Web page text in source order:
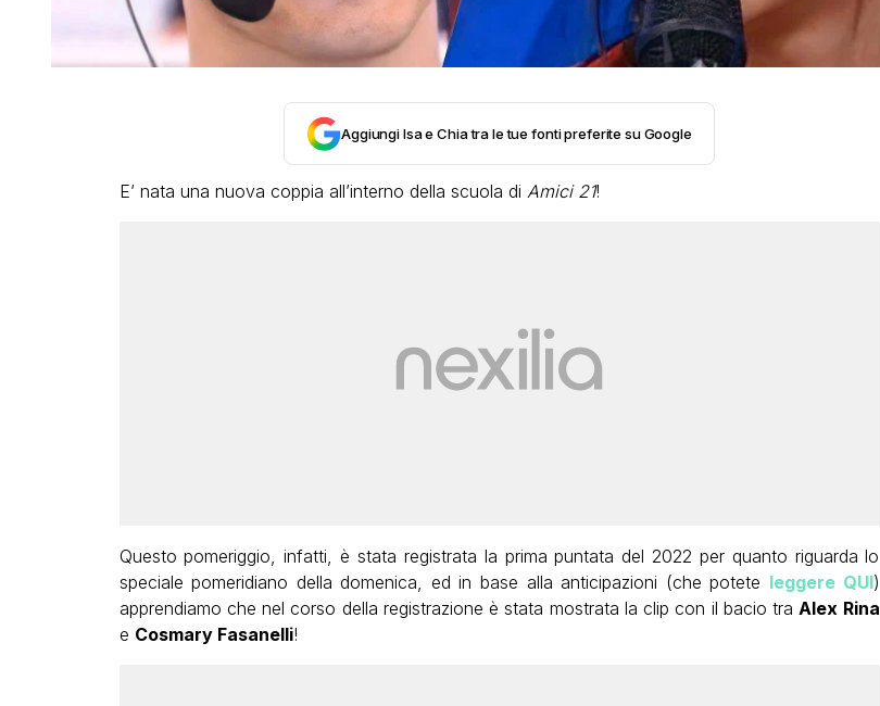
Aggiungi Isa e Chia tra le tue fonti preferite su Google
E’ nata una nuova coppia all’interno della scuola di Amici 21!
Questo pomeriggio, infatti, è stata registrata la prima puntata del 2022 per quanto riguarda lo
speciale pomeridiano della domenica, ed in base alla anticipazioni (che potete leggere QUI)
apprendiamo che nel corso della registrazione è stata mostrata la clip con il bacio tra Alex Rina
e Cosmary Fasanelli!